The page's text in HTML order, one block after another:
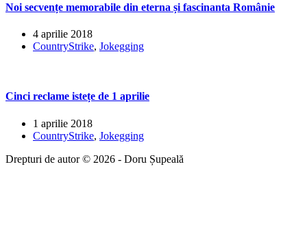
Noi secvențe memorabile din eterna și fascinanta Românie
4 aprilie 2018
CountryStrike, Jokegging
Cinci reclame istețe de 1 aprilie
1 aprilie 2018
CountryStrike, Jokegging
Drepturi de autor © 2026 - Doru Șupeală